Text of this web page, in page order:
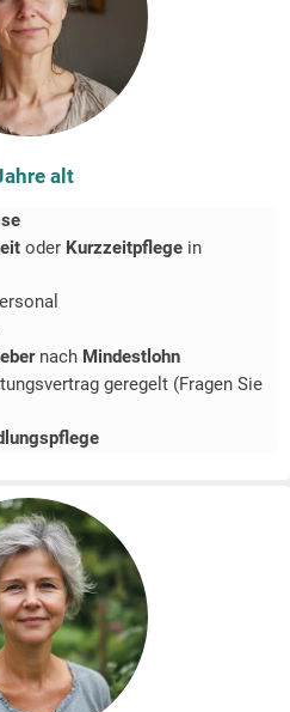
alt
oder Kurzzeitpflege in
nach Mindestlohn
geregelt (Fragen Sie